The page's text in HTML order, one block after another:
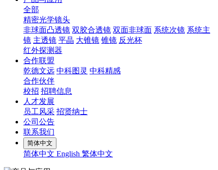
全部
精密光学镜头
非球面凸透镜 双胶合透镜 双面非球面 系统次镜 系统主
镜 主透镜 平晶 大锥镜 锥镜 反光杯
红外探测器
合作联盟
乾德文远 中科图灵 中科精感
合作伙伴
校招 招聘信息
人才发展
员工风采 招贤纳士
公司公告
联系我们
简体中文
简体中文 English 繁体中文